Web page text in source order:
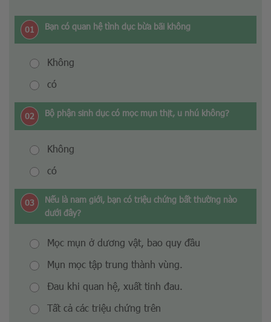
01 Bạn có quan hệ tình dục bừa bãi không
Không
có
02 Bộ phận sinh dục có mọc mụn thịt, u nhú không?
Không
có
03
Nếu là nam giới, bạn có triệu chứng bất thường nào
dưới đây?
Mọc mụn ở dương vật, bao quy đầu
Mụn mọc tập trung thành vùng.
Đau khi quan hệ, xuất tinh đau.
Tất cả các triệu chứng trên